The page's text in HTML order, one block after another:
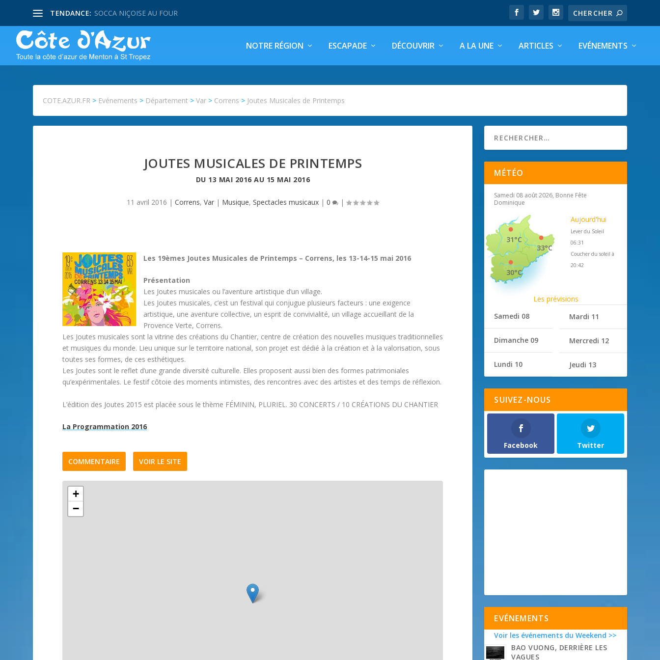
TENDANCE: SOCCA NIÇOISE AU FOUR
NOTRE RÉGION ESCAPADE DÉCOUVRIR A LA UNE ARTICLES EVÉNEMENTS
COTE.AZUR.FR > Evénements > Département >Var > Correns > Joutes Musicales de Printemps
JOUTES MUSICALES DE PRINTEMPS
DU 13 MAI 2016 AU 15 MAI 2016
11 avril 2016 |Correns,Var | Musique,Spectacles musicaux |0 |
Les 19èmes Joutes Musicales de Printemps – Correns, les 13-14-15 mai 2016
Présentation
Les Joutes musicales ou l’aventure artistique d’un village.
Les Joutes musicales, c’est un festival qui conjugue plusieurs facteurs : une exigence
artistique, une aventure collective, un esprit de convivialité, un village accueillant de la
Provence Verte, Correns.
Les Joutes musicales sont la vitrine des créations du Chantier, centre de création des nouvelles musiques traditionnelles
et musiques du monde. Lieu unique sur le territoire national, son projet est dédié à la création et à la valorisation, sous
toutes ses formes, de ces esthétiques.
Les Joutes sont le reflet d’une grande diversité culturelle. Elles proposent aussi bien des formes patrimoniales
qu’expérimentales. Le festif côtoie des moments intimistes, des rencontres avec des artistes et des temps de réflexion.
L’édition des Joutes 2015 est placée sous le thème FÉMININ, PLURIEL. 30 CONCERTS / 10 CRÉATIONS DU CHANTIER
La Programmation 2016
COMMENTAIRE VOIR LE SITE
+
−
MÉTÉO
Samedi 08 août 2026, Bonne Fête
Dominique
33°C
31°C
30°C
Aujourd'hui
Lever du Soleil
06:31
Coucher du soleil à
20:42
Les prévisions
Samedi 08
Dimanche 09
Lundi 10
Mardi 11
Mercredi 12
Jeudi 13
SUIVEZ-NOUS
Facebook Twitter
EVÉNEMENTS
Voir les événements du Weekend >>
BAO VUONG, DERRIÈRE LES
VAGUES